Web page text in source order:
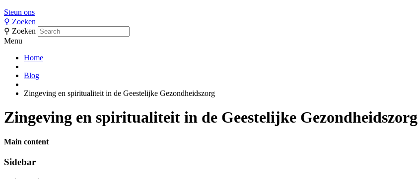
Steun ons
⚲ Zoeken
⚲ Zoeken
Menu
Home
Blog
Zingeving en spiritualiteit in de Geestelijke Gezondheidszorg
Zingeving en spiritualiteit in de Geestelijke Gezondheidszorg
Main content
Sidebar